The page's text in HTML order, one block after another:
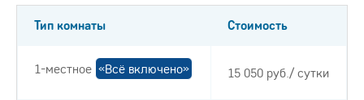
Тип комнаты Стоимость
1-местное «Всё включено» 15 050 руб./ сутки